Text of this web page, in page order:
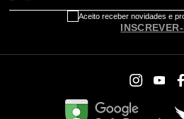
Aceito receber novidades e